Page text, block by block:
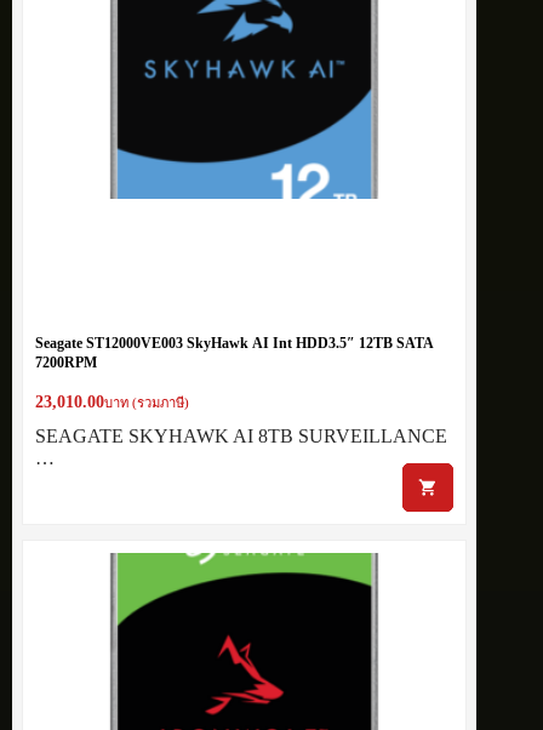
Seagate ST12000VE003 SkyHawk AI Int HDD3.5″ 12TB SATA
7200RPM
23,010.00บาท (รวมภาษี)
SEAGATE SKYHAWK AI 8TB SURVEILLANCE
…